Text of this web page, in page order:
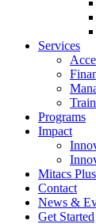
Services
Programs
Impact
Mitacs Plus
Contact
News &
Get Started